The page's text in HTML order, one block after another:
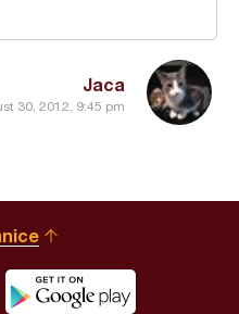
Jaca
30, 2012, 9:45 pm